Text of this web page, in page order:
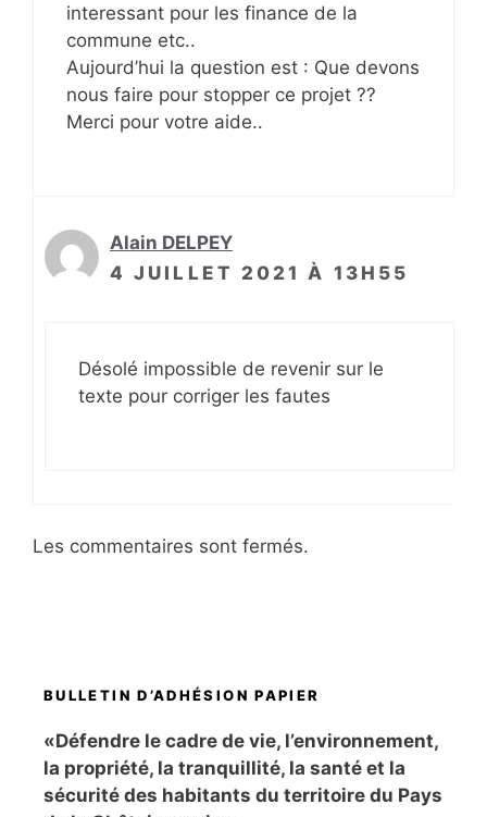
interessant pour les finance de la
commune etc..
Aujourd’hui la question est : Que devons
nous faire pour stopper ce projet ??
Merci pour votre aide..
Alain DELPEY
4 JUILLET 2021 À 13H55
Désolé impossible de revenir sur le
texte pour corriger les fautes
Les commentaires sont fermés.
BULLETIN D’ADHÉSION PAPIER
«Défendre le cadre de vie, l’environnement,
la propriété, la tranquillité, la santé et la
sécurité des habitants du territoire du Pays